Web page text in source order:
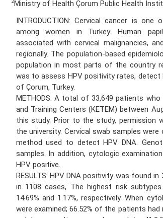
Ministry of Health Çorum Public Health
INTRODUCTION: Cervical cancer is
among women in Turkey. Human
associated with cervical malignancies,
regionally. The population-based
population in most parts of the country
was to assess HPV positivity rates, detect
of Çorum, Turkey.
METHODS: A total of 33,649 patients who
and Training Centers (KETEM) between
this study. Prior to the study,
the university. Cervical swab samples
method used to detect HPV DNA.
samples. In addition, cytologic
HPV positive.
RESULTS: HPV DNA positivity was found
in 1108 cases, The highest risk
14.69% and 1.17%, respectively. When
were examined; 66.52% of the patients